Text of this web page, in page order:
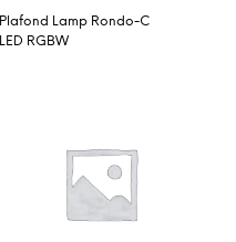
Plafond Lamp Rondo-C
LED RGBW